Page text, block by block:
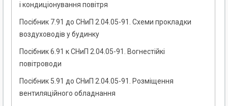
і кондиціонування повітря
Посібник 7.91 до СНиП 2.04.05-91. Схеми прокладки
воздуховодів у будинку
Посібник 6.91 к СНиП 2.04.05-91. Вогнестійкі
повітроводи
Посібник 5.91 до СНиП 2.04.05-91. Розміщення
вентиляційного обладнання